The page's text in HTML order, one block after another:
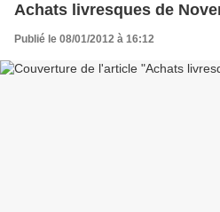
Achats livresques de
Publié le 08/01/2012 à 16:12